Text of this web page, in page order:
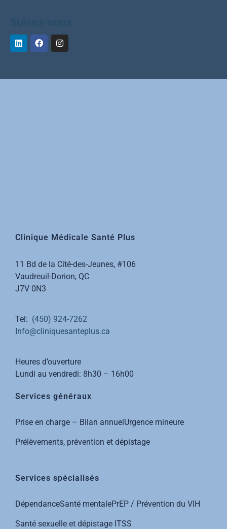
Clinique Médicale Santé Plus
11 Bd de la Cité-des-Jeunes, #106
Vaudreuil-Dorion, QC
J7V 0N3
Tel: (450) 924-7262
Info@cliniquesanteplus.ca
Heures d’ouverture
Lundi au vendredi: 8h30 – 16h00
Services généraux
Prise en charge – Bilan annuelUrgence mineure
Prélèvements, prévention et dépistage
Services spécialisés
DépendanceSanté mentalePrEP / Prévention du VIH
Santé sexuelle et dépistage ITSS